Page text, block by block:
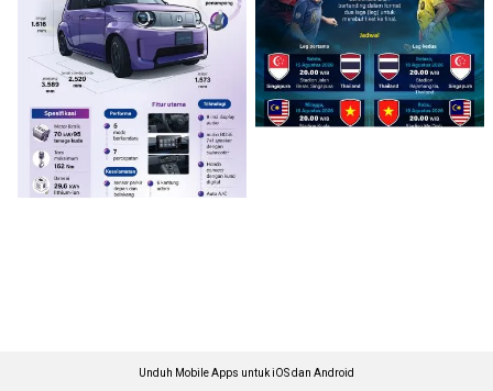
Unduh Mobile Apps untuk iOS dan Android